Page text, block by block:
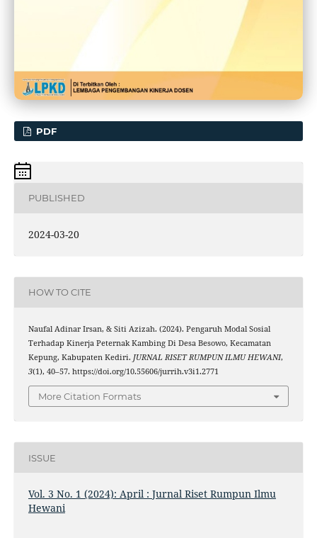
PDF
PUBLISHED
2024-03-20
HOW TO CITE
Naufal Adinar Irsan, & Siti Azizah. (2024). Pengaruh Modal Sosial
Terhadap Kinerja Peternak Kambing Di Desa Besowo, Kecamatan
Kepung, Kabupaten Kediri. JURNAL RISET RUMPUN ILMU HEWANI,
3(1), 40–57. https://doi.org/10.55606/jurrih.v3i1.2771
More Citation Formats
ISSUE
Vol. 3 No. 1 (2024): April : Jurnal Riset Rumpun Ilmu
Hewani